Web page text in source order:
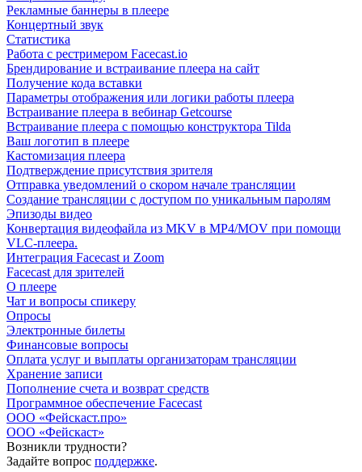
Рекламные баннеры в плеере
Концертный звук
Статистика
Работа с рестримером Facecast.io
Брендирование и встраивание плеера на сайт
Получение кода вставки
Параметры отображения или логики работы плеера
Встраивание плеера в вебинар Getcourse
Встраивание плеера с помощью конструктора Tilda
Ваш логотип в плеере
Кастомизация плеера
Подтверждение присутствия зрителя
Отправка уведомлений о скором начале трансляции
Создание трансляции с доступом по уникальным паролям
Эпизоды видео
Конвертация видеофайла из MKV в MP4/MOV при помощи
VLC-плеера.
Интеграция Facecast и Zoom
Facecast для зрителей
О плеере
Чат и вопросы спикеру
Опросы
Электронные билеты
Финансовые вопросы
Оплата услуг и выплаты организаторам трансляции
Хранение записи
Пополнение счета и возврат средств
Программное обеспечение Facecast
ООО «Фейскаст.про»
ООО «Фейскаст»
Возникли трудности?
Задайте вопрос поддержке.